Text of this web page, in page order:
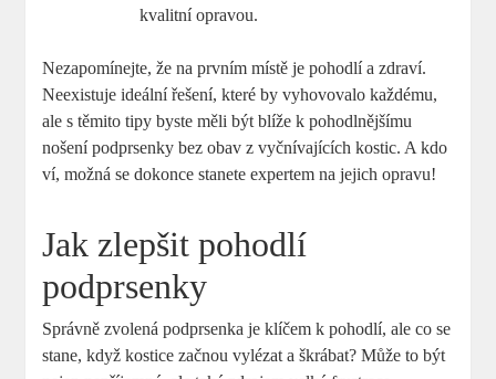
kvalitní opravou.
Nezapomínejte, že na prvním místě je pohodlí a zdraví.
Neexistuje ideální řešení, které by vyhovovalo každému,
ale s těmito tipy byste měli být blíže k pohodlnějšímu
nošení podprsenky bez obav z vyčnívajících kostic. A kdo
ví, možná se dokonce stanete expertem na jejich opravu!
Jak zlepšit pohodlí
podprsenky
Správně zvolená podprsenka je klíčem k pohodlí, ale co se
stane, když kostice začnou vylézat a škrábat? Může to být